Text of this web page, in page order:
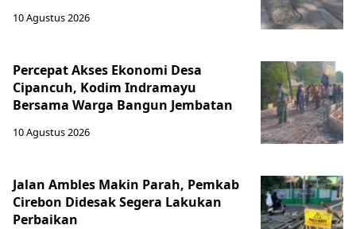
10 Agustus 2026
Percepat Akses Ekonomi Desa
Cipancuh, Kodim Indramayu
Bersama Warga Bangun Jembatan
10 Agustus 2026
Jalan Ambles Makin Parah, Pemkab
Cirebon Didesak Segera Lakukan
Perbaikan